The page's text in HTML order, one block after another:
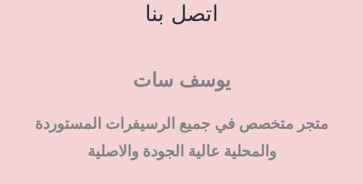
اتصل بنا
يوسف سات
متجر متخصص في جميع الرسيفرات المستوردة
والمحلية عالية الجودة والاصلية